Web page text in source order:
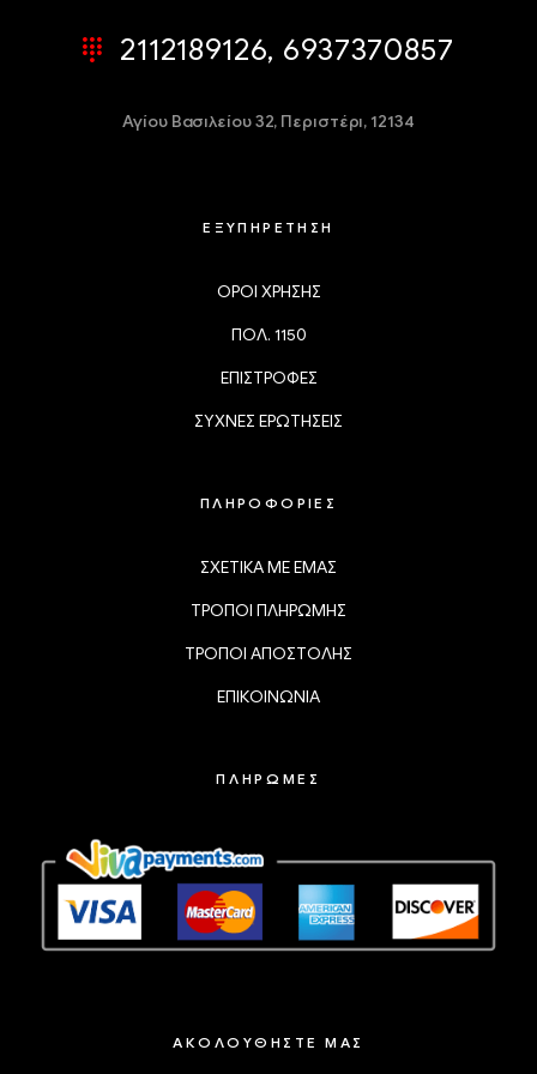
2112189126, 6937370857
Αγίου Βασιλείου 32, Περιστέρι, 12134
ΕΞΥΠΗΡΕΤΗΣΗ
ΟΡΟΙ ΧΡΗΣΗΣ
ΠΟΛ. 1150
ΕΠΙΣΤΡΟΦΕΣ
ΣΥΧΝΕΣ ΕΡΩΤΗΣΕΙΣ
ΠΛΗΡΟΦΟΡΙΕΣ
ΣΧΕΤΙΚΑ ΜΕ ΕΜΑΣ
ΤΡΟΠΟΙ ΠΛΗΡΩΜΗΣ
ΤΡΟΠΟΙ ΑΠΟΣΤΟΛΗΣ
ΕΠΙΚΟΙΝΩΝΙΑ
ΠΛΗΡΩΜΕΣ
ΑΚΟΛΟΥΘΗΣΤΕ ΜΑΣ